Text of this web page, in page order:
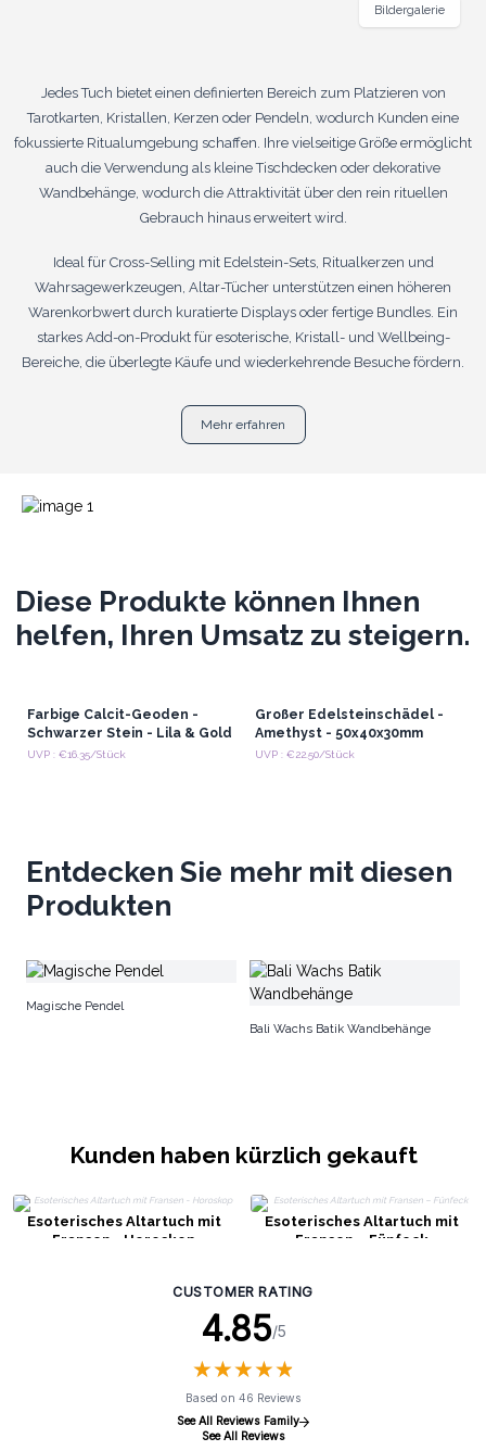
Jedes Tuch bietet einen definierten Bereich zum Platzieren von
Tarotkarten, Kristallen, Kerzen oder Pendeln, wodurch Kunden eine
fokussierte Ritualumgebung schaffen. Ihre vielseitige Größe ermöglicht
auch die Verwendung als kleine Tischdecken oder dekorative
Wandbehänge, wodurch die Attraktivität über den rein rituellen
Gebrauch hinaus erweitert wird.
Ideal für Cross-Selling mit Edelstein-Sets, Ritualkerzen und
Wahrsagewerkzeugen, Altar-Tücher unterstützen einen höheren
Warenkorbwert durch kuratierte Displays oder fertige Bundles. Ein
starkes Add-on-Produkt für esoterische, Kristall- und Wellbeing-
Bereiche, die überlegte Käufe und wiederkehrende Besuche fördern.
Mehr erfahren
Bildergalerie
Diese Produkte können Ihnen
helfen, Ihren Umsatz zu steigern.
Farbige Calcit-Geoden -
Schwarzer Stein - Lila & Gold
UVP : €16.35/Stück
Großer Edelsteinschädel -
Amethyst - 50x40x30mm
UVP : €22.50/Stück
Entdecken Sie mehr mit diesen
Produkten
Magische Pendel
Bali Wachs Batik Wandbehänge
Kunden haben kürzlich gekauft
Esoterisches Altartuch mit
Fransen - Horoskop
Esoterisches Altartuch mit
Fransen – Fünfeck
CUSTOMER RATING
4.85/5
★★★★★
★★★★★
Based on 46 Reviews
See All Reviews Family
See All Reviews